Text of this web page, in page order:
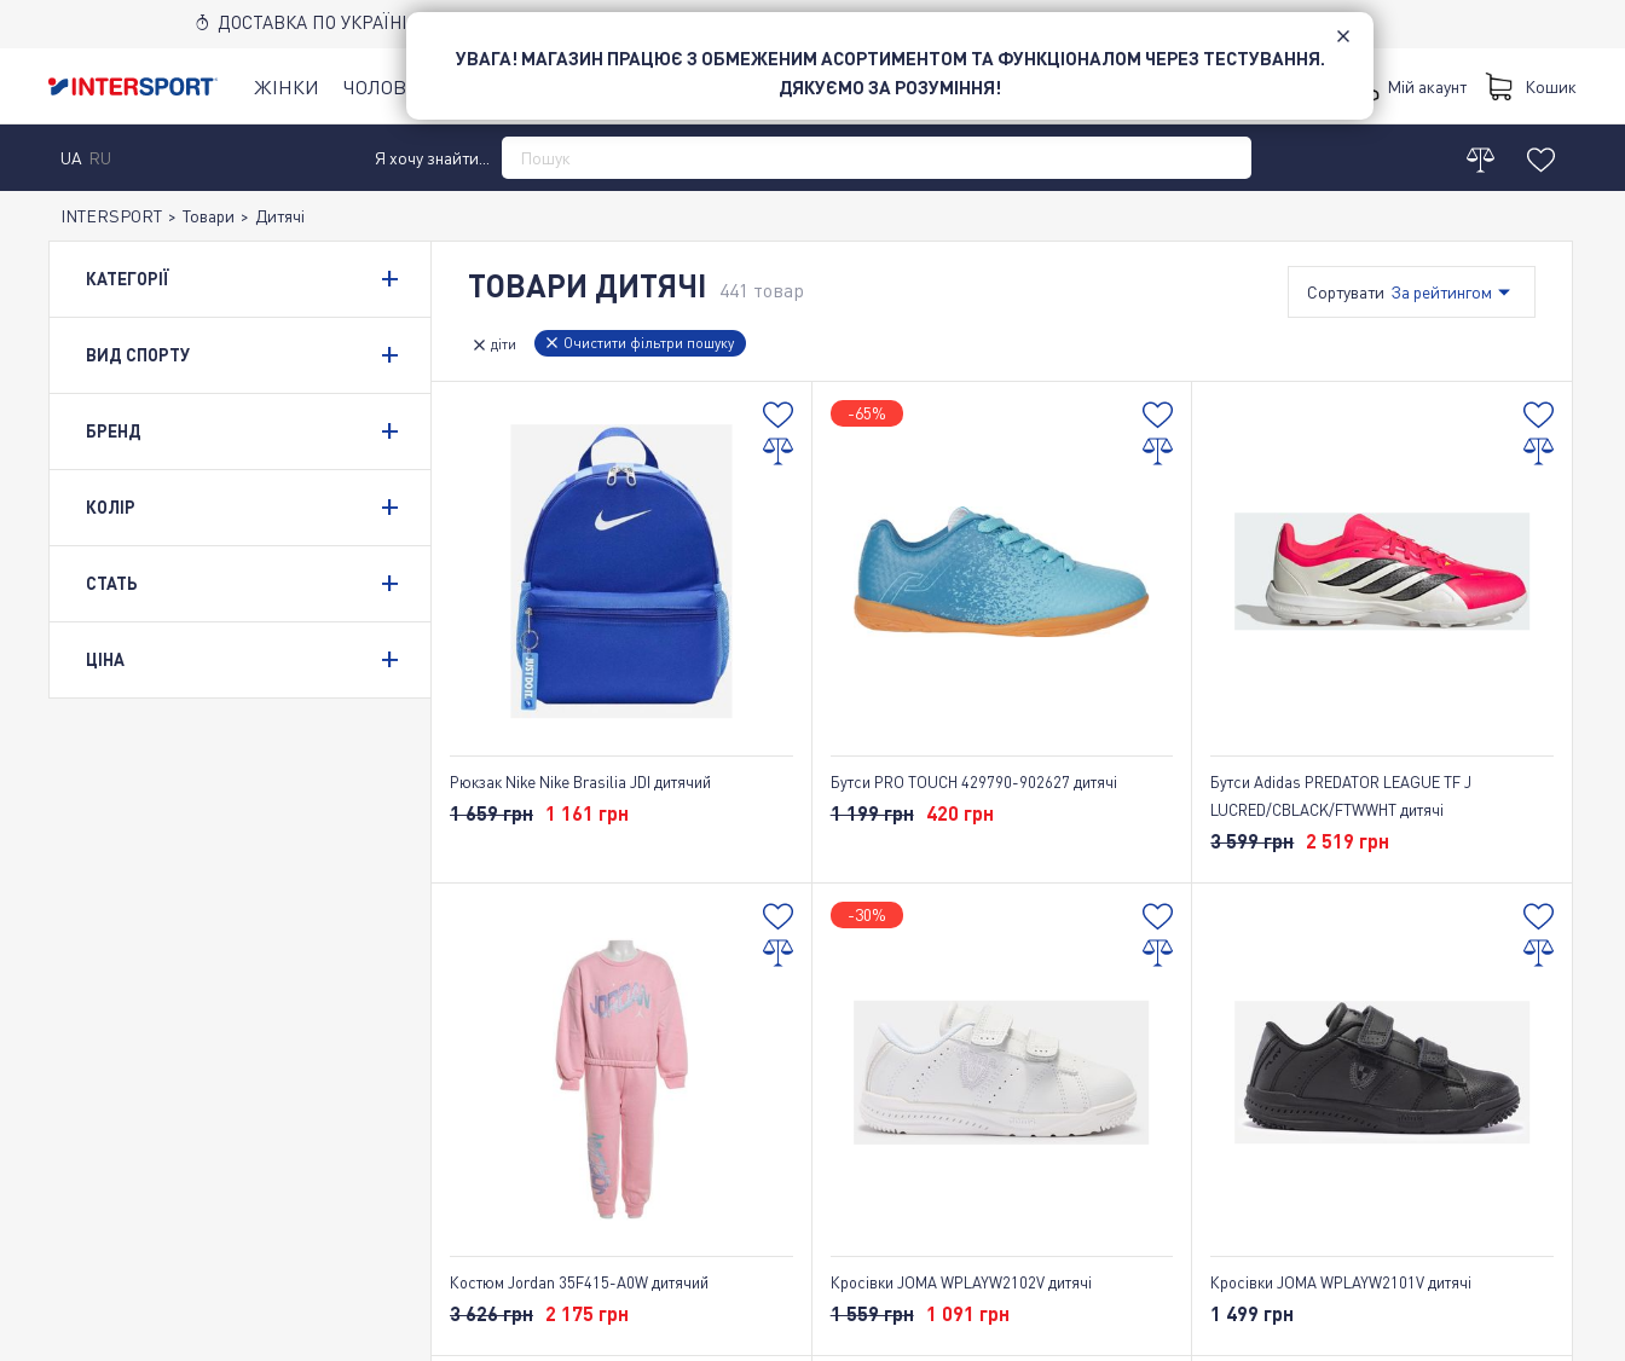
ДОСТАВКА ПО УКРАЇНІ НОВОЮ ПОШТОЮ
ЖІНКИ ЧОЛОВІКИ OUTLET Мій акаунт Кошик
UA RU Я хочу знайти...
INTERSPORT > Товари > Дитячі
КАТЕГОРІЇ
ВИД СПОРТУ
БРЕНД
КОЛІР
СТАТЬ
ЦІНА
ТОВАРИ ДИТЯЧІ 441 товар Сортувати За рейтингом
Акційні
Популярні
діти Очистити фільтри пошуку
Рюкзак Nike Nike Brasilia JDI дитячий
1 659 грн 1 161 грн
-65%
Бутси PRO TOUCH 429790-902627 дитячі
1 199 грн 420 грн
Бутси Adidas PREDATOR LEAGUE TF J
LUCRED/CBLACK/FTWWHT дитячі
3 599 грн 2 519 грн
Костюм Jordan 35F415-A0W дитячий
3 626 грн 2 175 грн
-30%
Кросівки JOMA WPLAYW2102V дитячі
1 559 грн 1 091 грн
Кросівки JOMA WPLAYW2101V дитячі
1 499 грн
УВАГА! МАГАЗИН ПРАЦЮЄ З ОБМЕЖЕНИМ АСОРТИМЕНТОМ ТА ФУНКЦІОНАЛОМ ЧЕРЕЗ ТЕСТУВАННЯ.
ДЯКУЄМО ЗА РОЗУМІННЯ!